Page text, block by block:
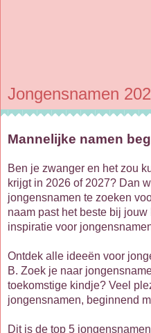
Jongensnamen
Mannelijke namen
Ben je zwanger en het zou
krijgt in 2026 of 2027? Dan
jongensnamen te zoeken
naam past het beste bij
inspiratie voor
Ontdek alle ideeën voor
B. Zoek je naar
toekomstige kindje? Veel
jongensnamen, beginnend
Dit is de top 5